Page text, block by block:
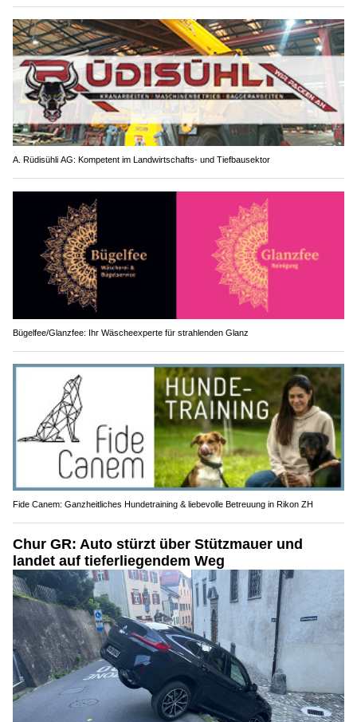
A. Rüdisühli AG: Kompetent im Landwirtschafts- und Tiefbausektor
Bügelfee/Glanzfee: Ihr Wäscheexperte für strahlenden Glanz
Fide Canem: Ganzheitliches Hundetraining & liebevolle Betreuung in Rikon ZH
Chur GR: Auto stürzt über Stützmauer und
landet auf tieferliegendem Weg